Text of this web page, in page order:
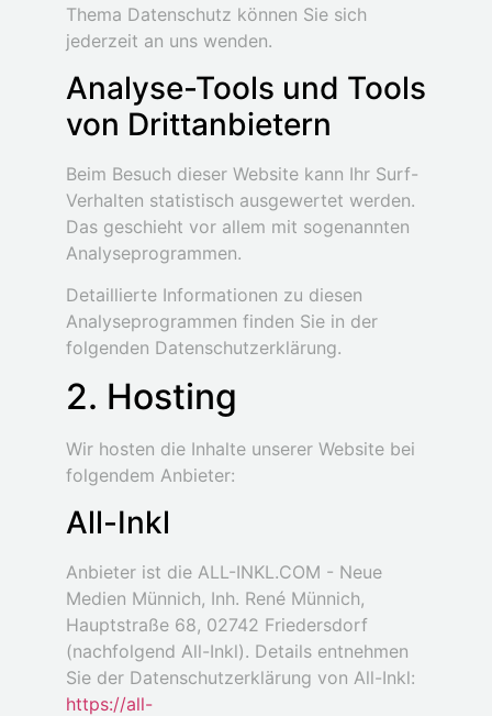
Thema Datenschutz können Sie sich
jederzeit an uns wenden.
Analyse-Tools und Tools
von Dritt­anbietern
Beim Besuch dieser Website kann Ihr Surf-
Verhalten statistisch ausgewertet werden.
Das geschieht vor allem mit sogenannten
Analyseprogrammen.
Detaillierte Informationen zu diesen
Analyseprogrammen finden Sie in der
folgenden Datenschutzerklärung.
2. Hosting
Wir hosten die Inhalte unserer Website bei
folgendem Anbieter:
All-Inkl
Anbieter ist die ALL-INKL.COM - Neue
Medien Münnich, Inh. René Münnich,
Hauptstraße 68, 02742 Friedersdorf
(nachfolgend All-Inkl). Details entnehmen
Sie der Datenschutzerklärung von All-Inkl:
https://all-